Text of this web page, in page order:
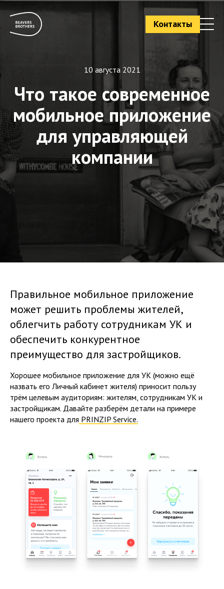
Контакты
10 августа 2021
Что такое современное
мобильное приложение
для управляющей
компании
Правильное мобильное приложение
может решить проблемы жителей,
облегчить работу сотрудникам УК и
обеспечить конкурентное
преимущество для застройщиков.
Хорошее мобильное приложение для УК (можно ещё
назвать его Личный кабинет жителя) приносит пользу
трём целевым аудиториям: жителям, сотрудникам УК и
застройщикам. Давайте разберём детали на примере
нашего проекта для PRINZIP Service.